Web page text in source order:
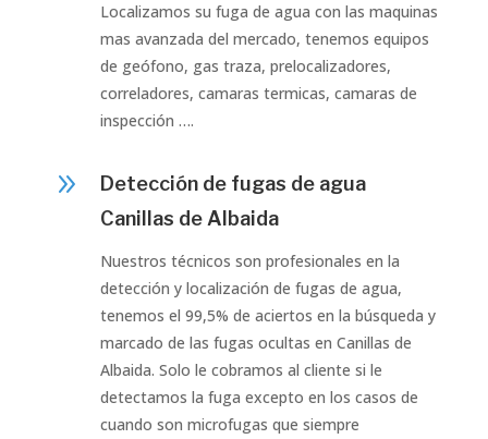
Localizamos su fuga de agua con las maquinas
mas avanzada del mercado, tenemos equipos
de geófono, gas traza, prelocalizadores,
correladores, camaras termicas, camaras de
inspección ….
9
Detección de fugas de agua
Canillas de Albaida
Nuestros técnicos son profesionales en la
detección y localización de fugas de agua,
tenemos el 99,5% de aciertos en la búsqueda y
marcado de las fugas ocultas en Canillas de
Albaida. Solo le cobramos al cliente si le
detectamos la fuga excepto en los casos de
cuando son microfugas que siempre